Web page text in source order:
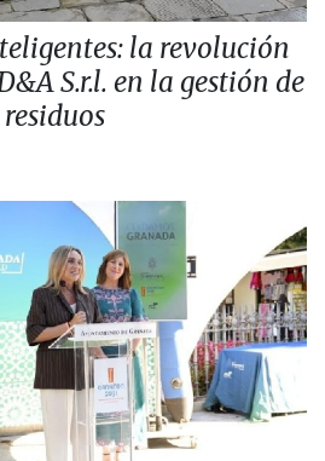
la revolución
S.r.l. en la gestión de
residuos